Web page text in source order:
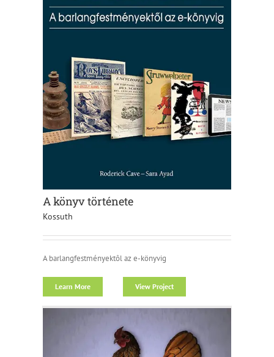
A könyv története
Kossuth
A barlangfestményektôl az e-könyvig
Learn More View Project